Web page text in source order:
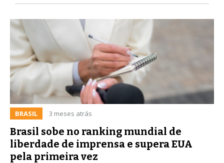
BRASIL 3 meses atrás
Brasil sobe no ranking mundial de
liberdade de imprensa e supera EUA
pela primeira vez